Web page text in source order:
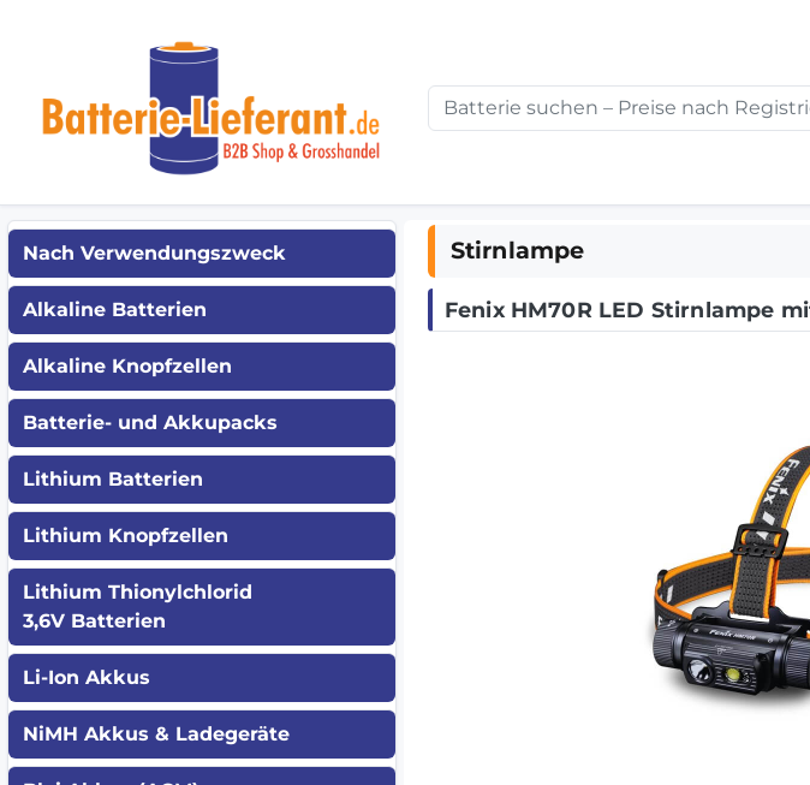
Nach Verwendungszweck
Alkaline Batterien
Alkaline Knopfzellen
Batterie- und Akkupacks
Lithium Batterien
Lithium Knopfzellen
Lithium Thionylchlorid
3,6V Batterien
Li-Ion Akkus
NiMH Akkus & Ladegeräte
Stirnlampe
Fenix HM70R LED Stirnlampe